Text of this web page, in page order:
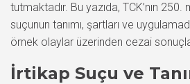
tutmaktadır. Bu yazıda, TCK’nın
suçunun tanımı, şartları ve
örnek olaylar üzerinden cezai
İrtikap Suçu ve